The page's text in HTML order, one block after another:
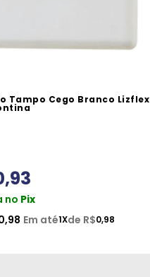
Tampo Cego Branco Lizflex
no Pix
Em até1Xde R$0,98